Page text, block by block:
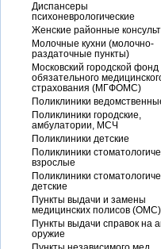
Диспансеры
психоневрологические
Женские районные
Молочные кухни (молочно-
раздаточные пункты)
Московский городской фонд
обязательного
страхования (МГФОМС)
Поликлиники
Поликлиники городские,
амбулатории, МСЧ
Поликлиники детские
Поликлиники
взрослые
Поликлиники
детские
Пункты выдачи и замены
медицинских полисов (ОМС)
Пункты выдачи справок на
оружие